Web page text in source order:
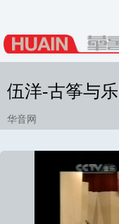
伍洋-古筝与乐
华音网